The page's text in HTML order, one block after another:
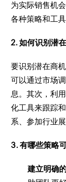
为实际销售机
各种策略和工
2. 如何识别潜
要识别潜在商
可以通过市场
息。其次，利
化工具来跟踪
系、参加行业
3. 有哪些策略
建立明确